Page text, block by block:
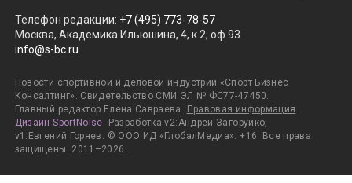
Телефон редакции: +7 (495) 773-78-57
Москва, Академика Ильюшина, 4, к.2, оф.93
info@s-bc.ru
Новости спортивной и деловой индустрии «Спорт Бизнес
Консалтинг». Свидетельство СМИ ЭЛ № ФС77-47450.
Главный редактор Елена Савраева. Правовая информация.
Дизайн SportNoise. Разработка v2:Андрей Загоруйко,
v1:Евгений Горяев. © ООО ИД «ГлобалМедиа». +16. Все права
защищены. 2011–2026.